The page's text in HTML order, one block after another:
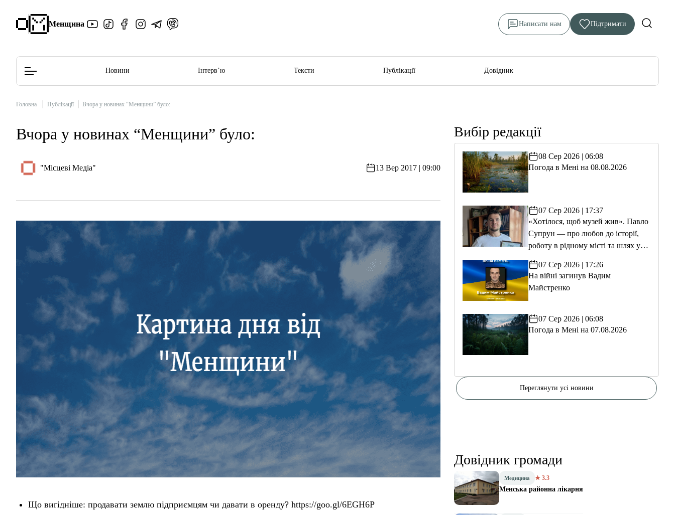
Менщина Написати нам Підтримати
Редакційна політика
Новини Інтерв’ю Тексти Публікації Довідник
Головна Публікації Вчора у новинах “Менщини” було:
Вчора у новинах “Менщини” було:
"Місцеві Медіа" 13 Вер 2017 | 09:00
Що вигідніше: продавати землю підприємцям чи давати в оренду? https://goo.gl/6EGH6P
Вибір редакції
08 Сер 2026 | 06:08
Погода в Мені на 08.08.2026
07 Сер 2026 | 17:37
«Хотілося, щоб музей жив». Павло
Супрун — про любов до історії,
роботу в рідному місті та шлях у
07 Сер 2026 | 17:26
На війні загинув Вадим
Майстренко
07 Сер 2026 | 06:08
Погода в Мені на 07.08.2026
Переглянути усі новини
Довідник громади
Медицина ★ 3.3
Менська районна лікарня